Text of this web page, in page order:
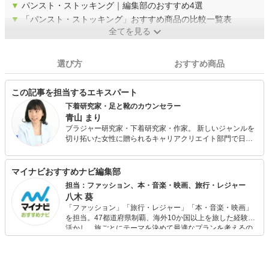
▼ パンスト・ストッキング｜編集部のおすすめ4選
▼
「パンスト・ストッキング」おすすめ商品の比較一覧表
全てを見る
選び方 おすすめ商品
この記事を担当するエキスパート
下着研究家・足と靴のカウンセラー
青山 まり
ブラジャー研究家・下着研究家・作家。 新しいジャンルを
切り拓いた女性に贈られるキャリアクリエイト部門で日経
者の立場で活動している。新聞・雑誌・講演・テレビ出演
多数。著書に『ブラの本。』（サンマーク出版）『着るだ
けダイエット』（東邦出版）ほか多数。 また、2014年に足
の怪我をしたことがきっかけで足と靴の研究を始める。フ
ットケアの専門スクールに通い、フットケアアドバイザー
とシューフィット、中敷き調整の技術を身につける。 その
後、靴工房と靴専門店にて経験を積み、現在「足と靴のカ
ウンセラー」としても活動中。
マイナビおすすめナビ編集部
担当：ファッション、本・音楽・映画、旅行・レジャー
八木 葵
「ファッション」「旅行・レジャー」「本・音楽・映画」
を担当。47都道府県制覇、海外10か国以上を旅した経験を
活かし、旅ごとにテーマを決めて最適なプランを考えるの
が得意。また、アパレルショップでの販売経験もあり。誰